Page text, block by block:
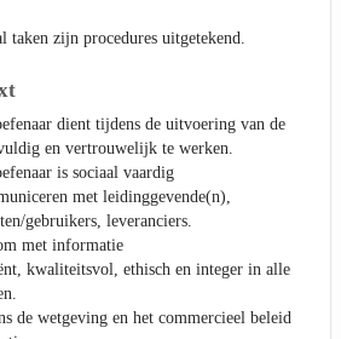
taken zijn procedures uitgetekend.
dient tijdens de uitvoering van de
en vertrouwelijk te werken.
is sociaal vaardig
met leidinggevende(n),
gebruikers, leveranciers.
met informatie
kwaliteitsvol, ethisch en integer in alle
de wetgeving en het commercieel beleid